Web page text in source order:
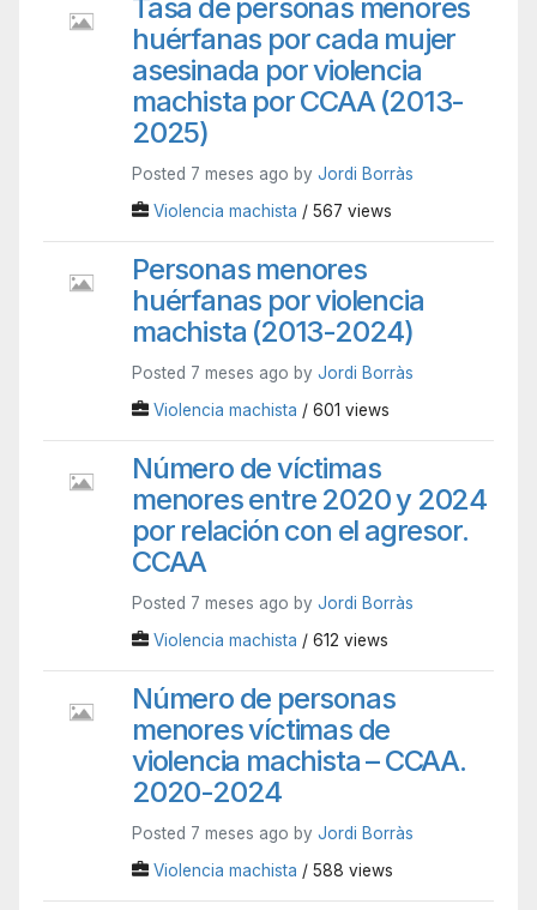
Tasa de personas menores
huérfanas por cada mujer
asesinada por violencia
machista por CCAA (2013-
2025)
Posted 7 meses ago by Jordi Borràs
Violencia machista / 567 views
Personas menores
huérfanas por violencia
machista (2013-2024)
Posted 7 meses ago by Jordi Borràs
Violencia machista / 601 views
Número de víctimas
menores entre 2020 y 2024
por relación con el agresor.
CCAA
Posted 7 meses ago by Jordi Borràs
Violencia machista / 612 views
Número de personas
menores víctimas de
violencia machista – CCAA.
2020-2024
Posted 7 meses ago by Jordi Borràs
Violencia machista / 588 views